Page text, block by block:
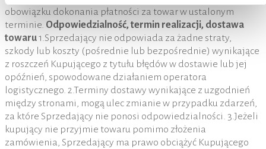
obowiązku dokonania płatności za towar w ustalonym
terminie. Odpowiedzialność, termin realizacji, dostawa
towaru1.Sprzedający nie odpowiada za żadne straty,
szkody lub koszty (pośrednie lub bezpośrednie) wynikające
z roszczeń Kupującego z tytułu błędów w dostawie lub jej
opóźnień, spowodowane działaniem operatora
logistycznego. 2.Terminy dostawy wynikające z uzgodnień
między stronami, mogą ulec zmianie w przypadku zdarzeń,
za które Sprzedający nie ponosi odpowiedzialności. 3.Jeżeli
kupujący nie przyjmie towaru pomimo złożenia
zamówienia, Sprzedający ma prawo obciążyć Kupującego